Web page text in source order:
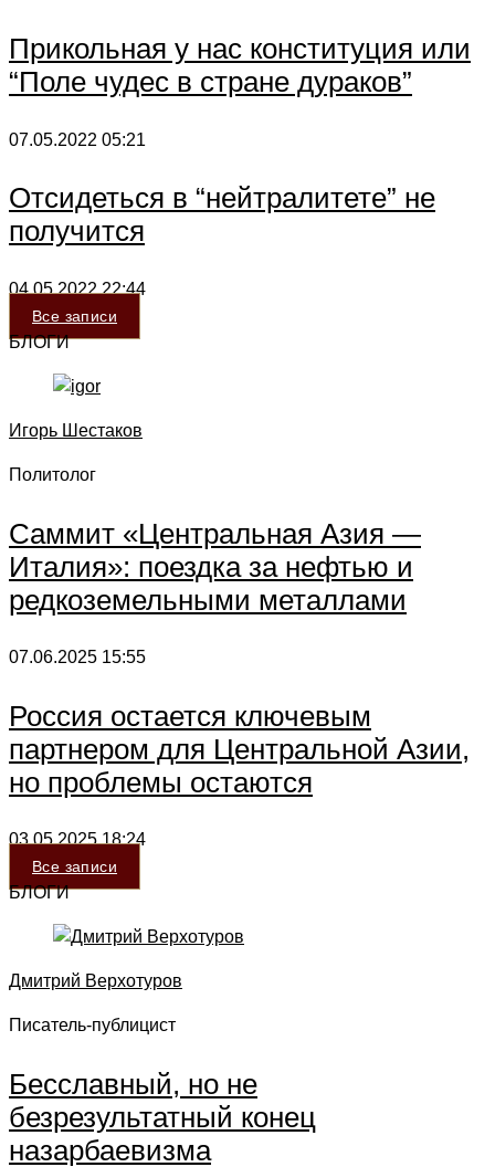
Прикольная у нас конституция или
“Поле чудес в стране дураков”
07.05.2022 05:21
Отсидеться в “нейтралитете” не
получится
04.05.202222:44
Все записи
БЛОГИ
Игорь Шестаков
Политолог
Саммит «Центральная Азия —
Италия»: поездка за нефтью и
редкоземельными металлами
07.06.2025 15:55
Россия остается ключевым
партнером для Центральной Азии,
но проблемы остаются
03.05.202518:24
Все записи
БЛОГИ
Дмитрий Верхотуров
Писатель-публицист
Бесславный, но не
безрезультатный конец
назарбаевизма